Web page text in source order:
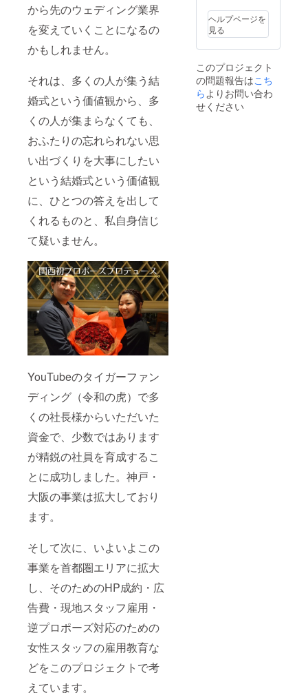
から先のウェディング業界
を変えていくことになるの
かもしれません。
それは、多くの人が集う結
婚式という価値観から、多
くの人が集まらなくても、
おふたりの忘れられない思
い出づくりを大事にしたい
という結婚式という価値観
に、ひとつの答えを出して
くれるものと、私自身信じ
て疑いません。
YouTubeのタイガーファン
ディング（令和の虎）で多
くの社長様からいただいた
資金で、少数ではあります
が精鋭の社員を育成するこ
とに成功しました。神戸・
大阪の事業は拡大しており
ます。
そして次に、いよいよこの
事業を首都圏エリアに拡大
し、そのためのHP成約・広
告費・現地スタッフ雇用・
逆プロポーズ対応のための
女性スタッフの雇用教育な
どをこのプロジェクトで考
えています。
ヘルプページを
見る
このプロジェクト
の問題報告はこち
ら よりお問い合わ
せください